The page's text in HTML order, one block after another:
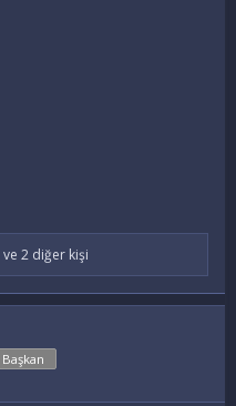
ve 2 diğer kişi
Başkan